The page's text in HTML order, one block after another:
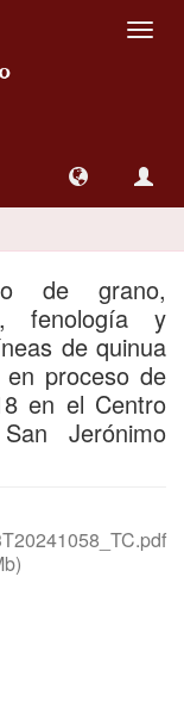
de grano,
fenología y
de quinua
en proceso de
en el Centro
Jerónimo